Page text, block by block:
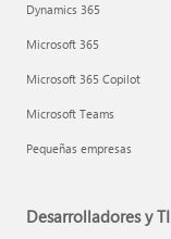
Dynamics 365
Microsoft 365
Microsoft 365 Copilot
Microsoft Teams
Pequeñas empresas
Desarrolladores y TI